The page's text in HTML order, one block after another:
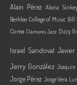
Alain Pérez Alana
Berklee College of Music Bill
Corea Clamores Jazz Dizzy
Israel Sandoval Javier
Jerry González Joaquin
Jorge Pérez Jorge Vera